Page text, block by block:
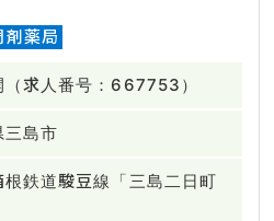
剤薬局
（求人番号：667753）
三島市
根鉄道駿豆線「三島二日町